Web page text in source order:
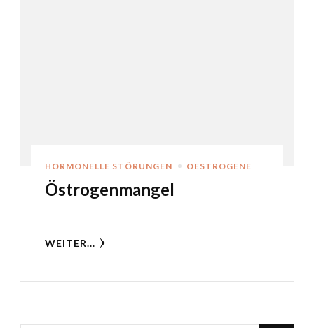
HORMONELLE STÖRUNGEN OESTROGENE
Östrogenmangel
WEITER...